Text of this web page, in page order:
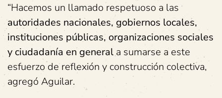
“Hacemos un llamado respetuoso a las
autoridades nacionales, gobiernos locales,
instituciones públicas, organizaciones sociales
y ciudadanía en generala sumarse a este
esfuerzo de reflexión y construcción colectiva,
agregó Aguilar.